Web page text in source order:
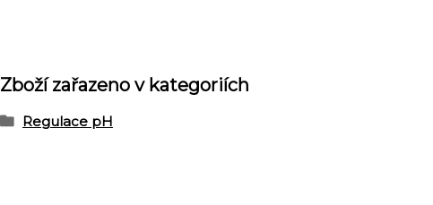
Zboží zařazeno v kategoriích
Regulace pH